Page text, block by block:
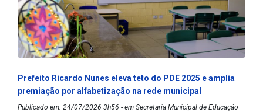
Prefeito Ricardo Nunes eleva teto do PDE 2025 e amplia
premiação por alfabetização na rede municipal
Publicado em: 24/07/2026 3h56 - em Secretaria Municipal de Educação